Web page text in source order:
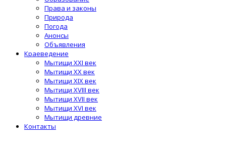
Права и законы
Природа
Погода
Анонсы
Объявления
Краеведение
Мытищи XXI век
Мытищи XX век
Мытищи XIX век
Мытищи XVIII век
Мытищи XVII век
Мытищи XVI век
Мытищи древние
Контакты